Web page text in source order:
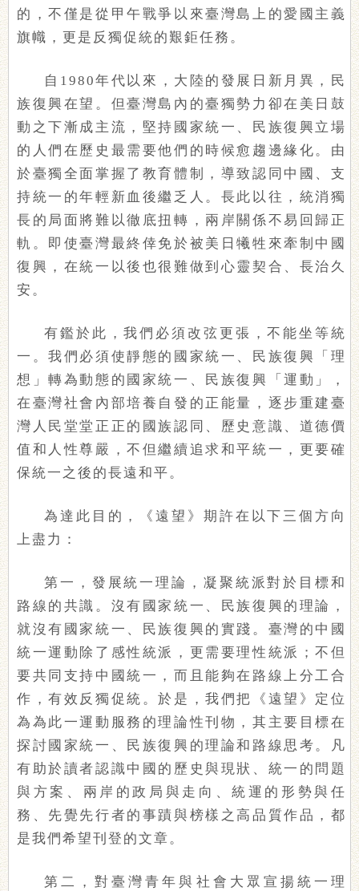
的，不僅是從甲午戰爭以來臺灣島上的愛國主義
旗幟，更是反獨促統的艱鉅任務。
自1980年代以來，大陸的發展日新月異，民
族復興在望。但臺灣島內的臺獨勢力卻在美日鼓
動之下漸成主流，堅持國家統一、民族復興立場
的人們在歷史最需要他們的時候愈趨邊緣化。由
於臺獨全面掌握了教育體制，導致認同中國、支
持統一的年輕新血後繼乏人。長此以往，統消獨
長的局面將難以徹底扭轉，兩岸關係不易回歸正
軌。即使臺灣最終倖免於被美日犧牲來牽制中國
復興，在統一以後也很難做到心靈契合、長治久
安。
有鑑於此，我們必須改弦更張，不能坐等統
一。我們必須使靜態的國家統一、民族復興「理
想」轉為動態的國家統一、民族復興「運動」，
在臺灣社會內部培養自發的正能量，逐步重建臺
灣人民堂堂正正的國族認同、歷史意識、道德價
值和人性尊嚴，不但繼續追求和平統一，更要確
保統一之後的長遠和平。
為達此目的，《遠望》期許在以下三個方向
上盡力：
第一，發展統一理論，凝聚統派對於目標和
路線的共識。沒有國家統一、民族復興的理論，
就沒有國家統一、民族復興的實踐。臺灣的中國
統一運動除了感性統派，更需要理性統派；不但
要共同支持中國統一，而且能夠在路線上分工合
作，有效反獨促統。於是，我們把《遠望》定位
為為此一運動服務的理論性刊物，其主要目標在
探討國家統一、民族復興的理論和路線思考。凡
有助於讀者認識中國的歷史與現狀、統一的問題
與方案、兩岸的政局與走向、統運的形勢與任
務、先覺先行者的事蹟與榜樣之高品質作品，都
是我們希望刊登的文章。
第二，對臺灣青年與社會大眾宣揚統一理